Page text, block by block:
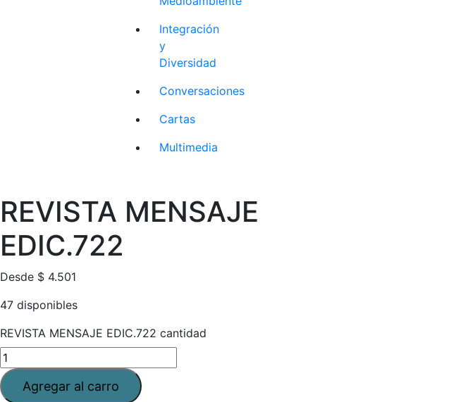
Integración
y
Diversidad
Conversaciones
Cartas
Multimedia
REVISTA MENSAJE
EDIC.722
Desde $ 4.501
47 disponibles
REVISTA MENSAJE EDIC.722 cantidad